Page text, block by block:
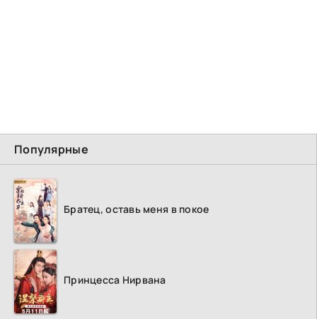
Популярные
Братец, оставь меня в покое
Принцесса Нирвана